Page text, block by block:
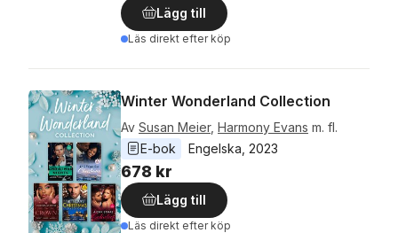
Lägg till
Läs direkt efter köp
Winter Wonderland Collection
Av Susan Meier, Harmony Evans m. fl.
E-bok
Engelska 2023
678 kr
Lägg till
Läs direkt efter köp